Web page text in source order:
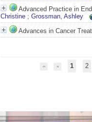
Advanced Practice in
Christine ; Grossman, Ashley
Advances in Cancer
1 2